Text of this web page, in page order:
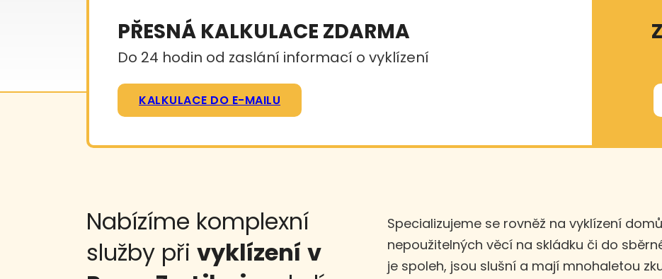
PŘESNÁ KALKULACE ZDARMA
Do 24 hodin od zaslání informací o vyklízení
KALKULACE DO E-MAILU
Nabízíme komplexní
služby při vyklízení v
Specializujeme se rovněž na vyklízení
nepoužitelných věcí na skládku či do
je spoleh, jsou slušní a mají mnohaletou